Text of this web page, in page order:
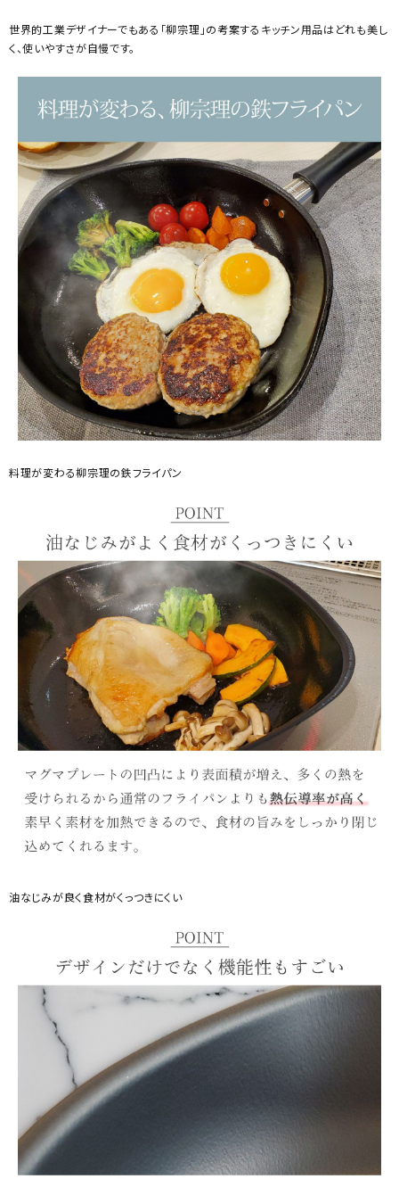
世界的工業デザイナーでもある「柳宗理」の考案するキッチン用品はどれも美し
く、使いやすさが自慢です。
料理が変わる柳宗理の鉄フライパン
油なじみが良く食材がくっつきにくい